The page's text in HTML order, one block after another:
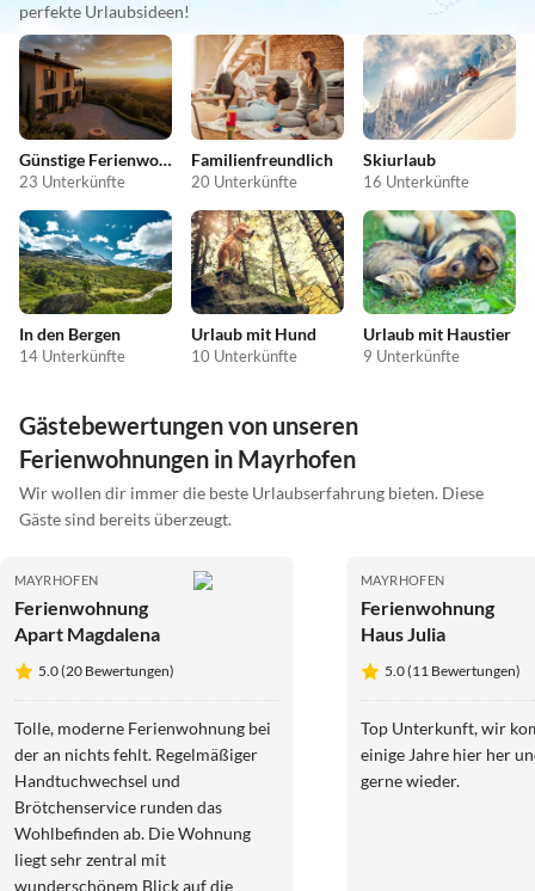
perfekte Urlaubsideen!
Günstige Ferienwohnungen
23 Unterkünfte
Familienfreundlich
20 Unterkünfte
Skiurlaub
16 Unterkünfte
In den Bergen
14 Unterkünfte
Urlaub mit Hund
10 Unterkünfte
Urlaub mit Haustier
9 Unterkünfte
Gästebewertungen von unseren
Ferienwohnungen in Mayrhofen
Wir wollen dir immer die beste Urlaubserfahrung bieten. Diese
Gäste sind bereits überzeugt.
MAYRHOFEN
Ferienwohnung
Apart Magdalena
5.0 (20 Bewertungen)
Tolle, moderne Ferienwohnung bei
der an nichts fehlt. Regelmäßiger
Handtuchwechsel und
Brötchenservice runden das
Wohlbefinden ab. Die Wohnung
liegt sehr zentral mit
wunderschönem Blick auf die
MAYRHOFEN
Ferienwohnung
Haus Julia
5.0 (11 Bewertungen)
Top Unterkunft, wir
einige Jahre hier her
gerne wieder.